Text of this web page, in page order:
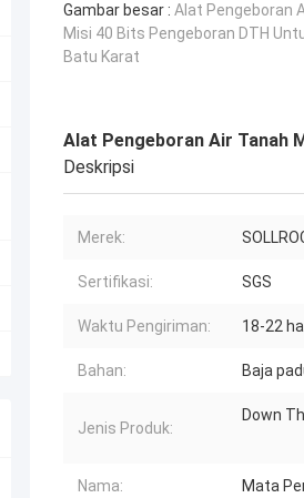
Gambar besar : Alat Pengeboran
Misi 40 Bits Pengeboran DTH
Batu Karat
Alat Pengeboran Air Tanah
Deskripsi
Merek:
Sertifikasi: SGS
Waktu Pengiriman: 18-22
Bahan: Baja
Jenis Produk:
Down
Nama: Mata